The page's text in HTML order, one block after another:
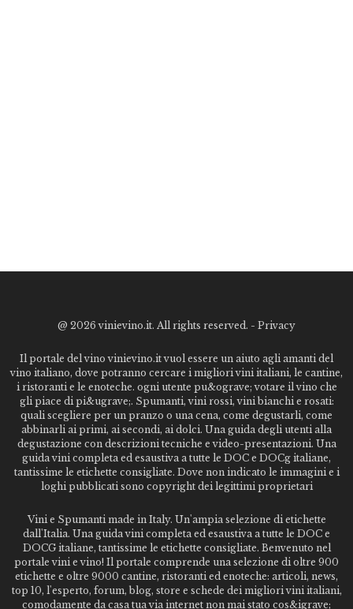
@ 2026 vinievino.it. All rights reserved. - Privacy
Il portale del vino vinievino.it vuol essere un aiuto agli amanti del
vino italiano, dove potranno cercare i migliori vini italiani, le cantine,
i ristoranti e le enoteche. ogni utente pu&ograve; votare il vino che
gli piace di pi&ugrave;. Spumanti, vini rossi, vini bianchi e rosati:
quali scegliere per un pranzo o una cena, come degustarli, come
abbinarli ai primi, ai secondi, ai dolci. Una guida degli utenti alla
degustazione con descrizioni tecniche e video-presentazioni. Una
guida vini completa ed esaustiva a tutte le DOC e DOCg italiane,
tantissime le etichette consigliate. Dove non indicato le immagini e i
loghi pubblicati sono copyright dei legittimi proprietari
Vini e Spumanti made in Italy. Un'ampia selezione di etichette
dall'Italia. Una guida vini completa ed esaustiva a tutte le DOC e
DOCG italiane, tantissime le etichette consigliate. Benvenuto nel
portale vini e vino! Il portale comprende una selezione di oltre 900
etichette e oltre 9000 cantine, ristoranti ed enoteche: articoli, news,
top 10, l'esperto, forum, blog, store e schede dei migliori vini italiani,
comodamente da casa tua via internet non mai stato cos&igrave;